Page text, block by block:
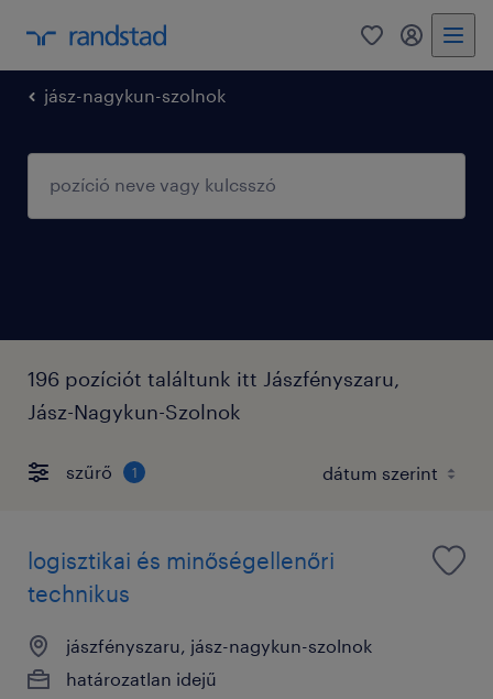
0 fiókom
jász-nagykun-szolnok
196 pozíciót találtunk itt Jászfényszaru,
Jász-Nagykun-Szolnok
szűrő 1
logisztikai és minőségellenőri
technikus
jászfényszaru, jász-nagykun-szolnok
határozatlan idejű